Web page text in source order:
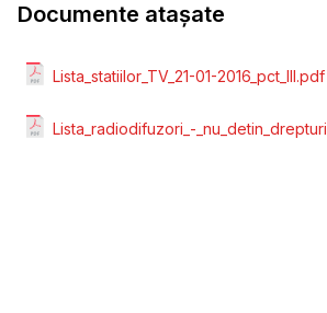
Documente atașate
Lista_statiilor_TV_21-01-2016_pct_III.pdf